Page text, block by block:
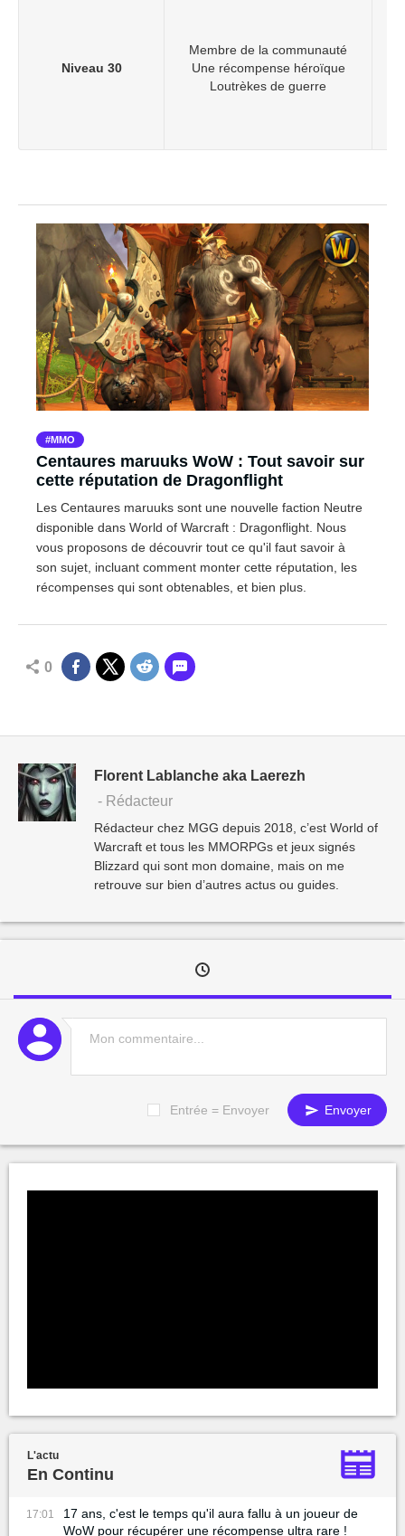
Niveau 30
Membre de la communauté
Une récompense héroïque
Loutrèkes de guerre
MMO
Centaures maruuks WoW : Tout savoir sur
cette réputation de Dragonflight
Les Centaures maruuks sont une nouvelle faction Neutre
disponible dans World of Warcraft : Dragonflight. Nous
vous proposons de découvrir tout ce qu'il faut savoir à
son sujet, incluant comment monter cette réputation, les
récompenses qui sont obtenables, et bien plus.
0
Florent Lablanche aka Laerezh
- Rédacteur
Rédacteur chez MGG depuis 2018, c’est World of
Warcraft et tous les MMORPGs et jeux signés
Blizzard qui sont mon domaine, mais on me
retrouve sur bien d’autres actus ou guides.
Entrée = Envoyer Envoyer
L'actu
En Continu
17:01
17 ans, c'est le temps qu'il aura fallu à un joueur de
WoW pour récupérer une récompense ultra rare !